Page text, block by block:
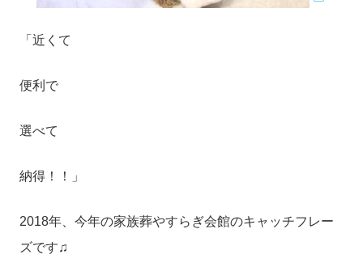
「近くて
便利で
選べて
納得！！」
2018年、今年の家族葬やすらぎ会館のキャッチフレー
ズです♫